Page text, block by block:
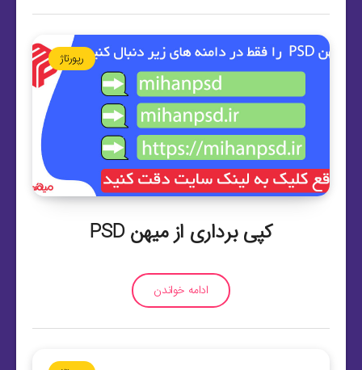
رپورتاژ
کپی برداری از میهن PSD
ادامه خواندن